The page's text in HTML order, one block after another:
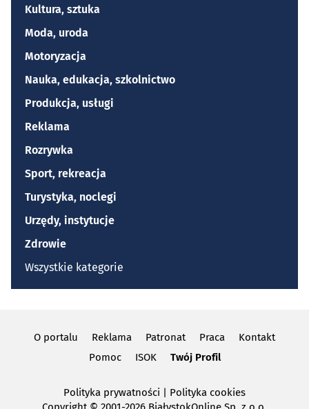
Kultura, sztuka
Moda, uroda
Motoryzacja
Nauka, edukacja, szkolnictwo
Produkcja, usługi
Reklama
Rozrywka
Sport, rekreacja
Turystyka, noclegi
Urzędy, instytucje
Zdrowie
Wszystkie kategorie
O portalu Reklama Patronat Praca
Kontakt
Pomoc
ISOK Twój Profil
Polityka prywatności | Polityka cookies